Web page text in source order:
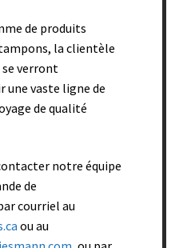
de produits
la clientèle
se verront
vaste ligne de
de qualité
notre équipe
de
courriel au
ou au